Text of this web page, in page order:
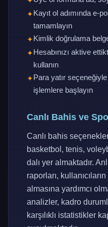
Kayıt ol adımında e-
tamamlayın
Kimlik doğrulama
Hesabınızı aktive
kullanın
Para yatır
işlemlere başlayın
Canlı Bahis ve
Canlı bahis
basketbol, tenis,
dalı yer almaktadır.
raporları,
almasına yardımcı
analizler, kadro
karşılıklı istatistikler